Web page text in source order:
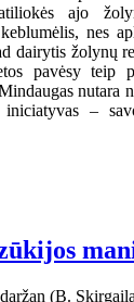
ajo
nes
dairytis žolynų
pavėsy teip
nutara
–